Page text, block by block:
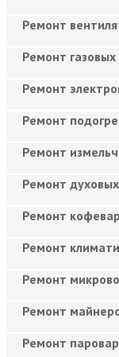
Ремонт
Ремонт газовых
Ремонт
Ремонт
Ремонт
Ремонт
Ремонт
Ремонт
Ремонт
Ремонт
Ремонт